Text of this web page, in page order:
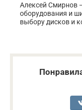
Алексей Смирнов
оборудования и
выбору дисков и